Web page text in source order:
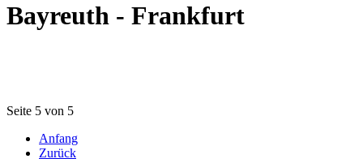
Bayreuth - Frankfurt
Seite 5 von 5
Anfang
Zurück